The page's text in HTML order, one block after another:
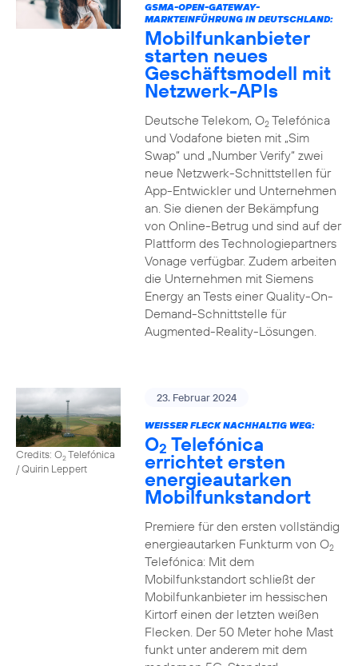
GSMA-OPEN-GATEWAY-
MARKTEINFÜHRUNG IN DEUTSCHLAND:
Mobilfunkanbieter
starten neues
Geschäftsmodell mit
Netzwerk-APIs
Deutsche Telekom, O2Telefónica
und Vodafone bieten mit „Sim
Swap“ und „Number Verify“ zwei
neue Netzwerk-Schnittstellen für
App-Entwickler und Unternehmen
an. Sie dienen der Bekämpfung
von Online-Betrug und sind auf der
Plattform des Technologiepartners
Vonage verfügbar. Zudem arbeiten
die Unternehmen mit Siemens
Energy an Tests einer Quality-On-
Demand-Schnittstelle für
Augmented-Reality-Lösungen.
Credits: O2Telefónica
/ Quirin Leppert
23. Februar 2024
WEISSER FLECK NACHHALTIG WEG:
O2 Telefónica
errichtet ersten
energieautarken
Mobilfunkstandort
Premiere für den ersten vollständig
energieautarken Funkturm von O2
Telefónica: Mit dem
Mobilfunkstandort schließt der
Mobilfunkanbieter im hessischen
Kirtorf einen der letzten weißen
Flecken. Der 50 Meter hohe Mast
funkt unter anderem mit dem